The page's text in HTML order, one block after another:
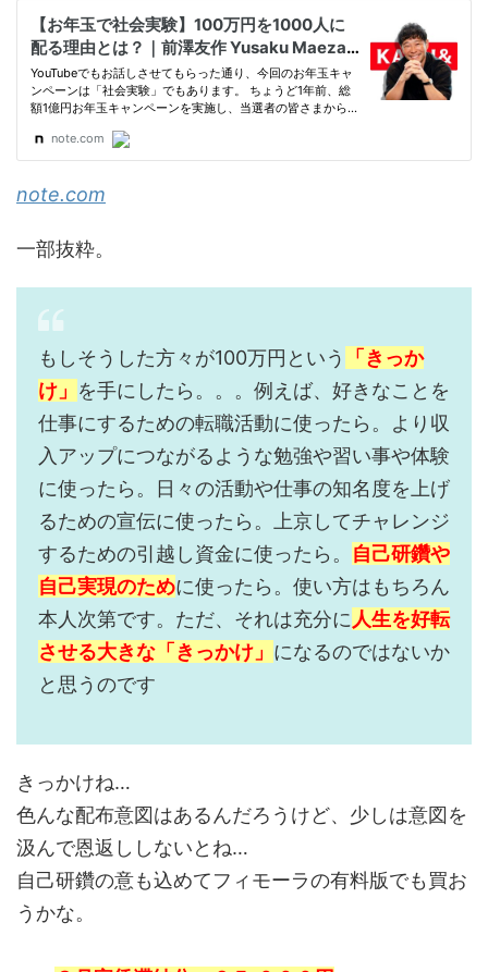
note.com
一部抜粋。
もしそうした方々が100万円という
「きっか
け」 を手にしたら。。。例えば、好きなことを
仕事にするための転職活動に使ったら。より収
入アップにつながるような勉強や習い事や体験
に使ったら。日々の活動や仕事の知名度を上げ
るための宣伝に使ったら。上京してチャレンジ
するための引越し資金に使ったら。 自己研鑽や
自己実現のために使ったら。使い方はもちろん
本人次第です。ただ、それは充分に 人生を好転
させる大きな「きっかけ」 になるのではないか
と思うのです
きっかけね…
色んな配布意図はあるんだろうけど、少しは意図を
汲んで恩返ししないとね…
自己研鑽の意も込めてフィモーラの有料版でも買お
うかな。